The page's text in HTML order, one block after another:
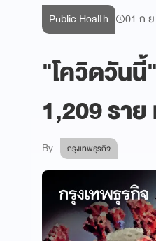
Public Health 01 ก.
"โควิดวันนี้
1,209 รา
By กรุงเทพธุรกิจ